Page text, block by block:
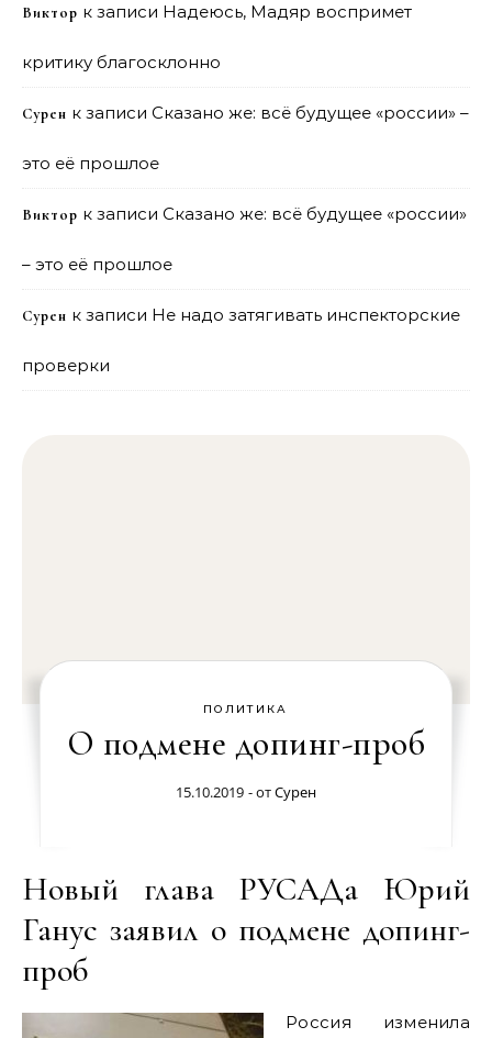
Виктор к записи Надеюсь, Мадяр воспримет
критику благосклонно
Сурен к записи Сказано же: всё будущее «россии» –
это её прошлое
Виктор к записи Сказано же: всё будущее «россии»
– это её прошлое
Сурен к записи Не надо затягивать инспекторские
проверки
ПОЛИТИКА
О подмене допинг-проб
15.10.2019 - отСурен
Новый глава РУСАДа Юрий
Ганус заявил о подмене допинг-
проб
Россия изменила